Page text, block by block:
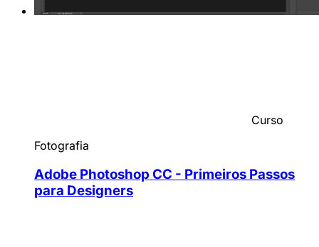
Curso
Fotografia
Adobe Photoshop CC - Primeiros Passos
para Designers